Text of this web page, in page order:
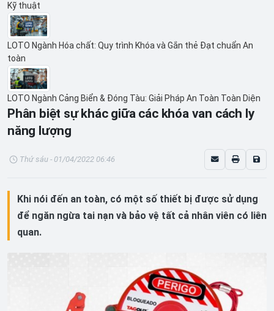
Kỹ thuật
LOTO Ngành Hóa chất: Quy trình Khóa và Gắn thẻ Đạt chuẩn An
toàn
LOTO Ngành Cảng Biển & Đóng Tàu: Giải Pháp An Toàn Toàn Diện
Phân biệt sự khác giữa các khóa van cách ly
năng lượng
Thứ sáu - 01/04/2022 06:46
Khi nói đến an toàn, có một số thiết bị được sử dụng
để ngăn ngừa tai nạn và bảo vệ tất cả nhân viên có liên
quan.